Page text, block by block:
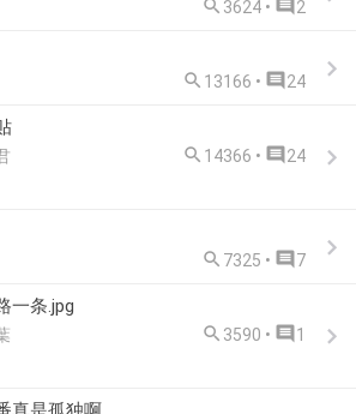
 3624 •  2
 13166 •  24
 14366 •  24
 7325 •  7
一条.jpg
 3590 •  1